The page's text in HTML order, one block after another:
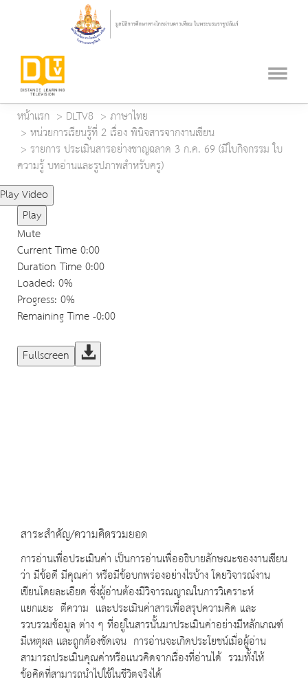
หน้าแรก DLTV8
ภาษาไทย
หน่วยการเรียนรู้ที่ 2 เรื่อง พินิจสารจากงานเขียน
รายการ ประเมินสารอย่างชาญฉลาด 3 ก.ค. 69 (มีใบกิจกรรม ใบ
ความรู้ บทอ่านและรูปภาพสำหรับครู)
Play Video
Play
Mute
Current Time0:00
Duration Time0:00
Loaded: 0%
Progress: 0%
Remaining Time-0:00
Fullscreen
สาระสำคัญ/ความคิดรวมยอด
การอ่านเพื่อประเมินค่า เป็นการอ่านเพื่ออธิบายลักษณะของงานเขียน
ว่า มีข้อดี มีคุณค่า หรือมีข้อบกพร่องอย่างไรบ้าง โดยวิจารณ์งาน
เขียนโดยละเอียด ซึ่งผู้อ่านต้องมีวิจารณญาณในการวิเคราะห์
แยกแยะ ตีความ และประเมินค่าสารเพื่อสรุปความคิด และ
รวบรวมข้อมูล ต่าง ๆ ที่อยู่ในสารนั้นมาประเมินค่าอย่างมีหลักเกณฑ์
มีเหตุผล และถูกต้องชัดเจน การอ่านจะเกิดประโยชน์เมื่อผู้อ่าน
สามารถประเมินคุณค่าหรือแนวคิดจากเรื่องที่อ่านได้ รวมทั้งให้
ข้อคิดที่สามารถนำไปใช้ในชีวิตจริงได้